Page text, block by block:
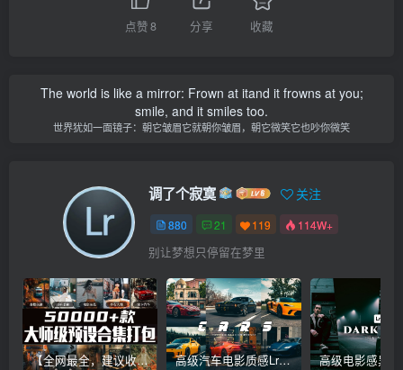
点赞8 分享 收藏
The world is like a mirror: Frown at itand it frowns at you;
smile, and it smiles too.
世界犹如一面镜子：朝它皱眉它就朝你皱眉，朝它微笑它也吵你微笑
调了个寂寞 关注
880 21 119 114W+
别让梦想只停留在梦里
【全网最全，建议收藏】5万多款Lr顶级调色预设合集，精心整理，分类清晰，摄影师调色师必备素材，够用一辈子！ 高级汽车电影质感Lr调色教程，手机滤镜PS+Lightroom预设下载！